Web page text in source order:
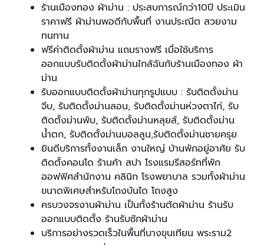
ร้านเมืองทอง ผ้าม่าน : ประสบการณ์กว่า10ปี ประเมิน
ราคาฟรี ผ้าม่านพอดีกับพื้นที่ งานประณีต สวยงาม
ทนทาน
ฟรีค่าติดตั้งผ้าม่าน แถมรางฟรี เมื่อใช้บริการ
ออกแบบรับติดตั้งผ้าม่านใกล้ฉันกับร้านเมืองทอง ผ้า
ม่าน
รับออกแบบติดตั้งผ้าม่านทุกรูปแบบ : รับติดตั้งม่าน
จีบ, รับติดตั้งม่านลอน, รับติดตั้งม่านห่วงตาไก่, รับ
ติดตั้งม่านพับ, รับติดตั้งม่านหลุยส์, รับติดตั้งม่าน
น้ำตก, รับติดตั้งม่านบอลลูน,รับติดตั้งม่านชายครุย
ยินดีบริการทั้งงานเล็ก งานใหญ่ บ้านพักอยู่อาศัย รับ
ติดตั้งคอนโด ร้านค้า สปา โรงแรมรีสอร์ทที่พัก
ออฟฟิศสำนักงาน คลินิก โรงพยาบาล รวมทั้งผ้าม่าน
ขนาดพิเศษสำหรับโถงบันได โถงสูง
ครบวงจรงานผ้าม่าน เป็นทั้งร้านตัดผ้าม่าน ร้านรับ
ออกแบบติดตั้ง ร้านรับซักผ้าม่าน
บริการอย่างรวดเร็วในพื้นที่บางขุนเทียน พระราม2